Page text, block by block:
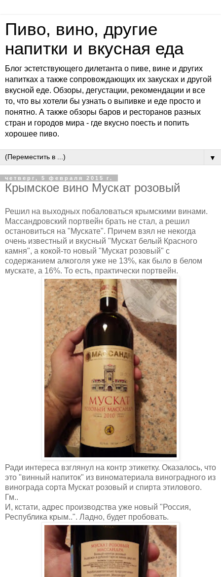
Пиво, вино, другие
напитки и вкусная еда
Блог эстетствующего дилетанта о пиве, вине и других
напитках а также сопровождающих их закусках и другой
вкусной еде. Обзоры, дегустации, рекомендации и все
то, что вы хотели бы узнать о выпивке и еде просто и
понятно. А также обзоры баров и ресторанов разных
стран и городов мира - где вкусно поесть и попить
хорошее пиво.
▼
четверг, 5 февраля 2015 г.
Крымское вино Мускат розовый
Решил на выходных побаловаться крымскими винами.
Массандровский портвейн брать не стал, а решил
остановиться на "Мускате". Причем взял не некогда
очень известный и вкусный "Мускат белый Красного
камня", а кокой-то новый "Мускат розовый" с
содержанием алкоголя уже не 13%, как было в белом
мускате, а 16%. То есть, практически портвейн.
Ради интереса взглянул на контр этикетку. Оказалось, что
это "винный напиток" из виноматериала виноградного из
винограда сорта Мускат розовый и спирта этилового.
Гм..
И, кстати, адрес производства уже новый "Россия,
Республика крым..". Ладно, будет пробовать.